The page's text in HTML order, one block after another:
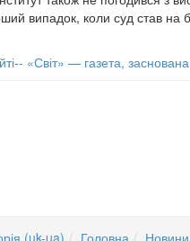
випадок, коли суд став на
«Світ» — газета,
біохімії ім. О.В. Палладіна НАН
ВУГЛЕЦЕВИХ
(uk-ua) Головна Новини